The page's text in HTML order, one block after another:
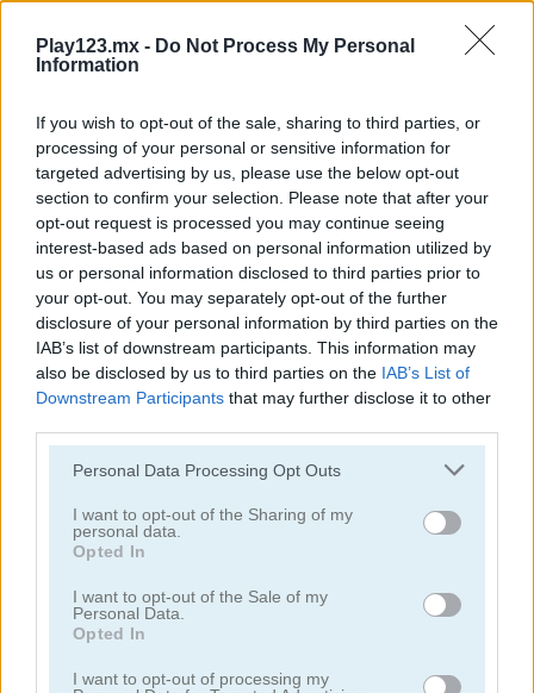
Play123.mx - Do Not Process My Personal
Information
If you wish to opt-out of the sale, sharing to third parties, or
processing of your personal or sensitive information for
targeted advertising by us, please use the below opt-out
section to confirm your selection. Please note that after your
opt-out request is processed you may continue seeing
interest-based ads based on personal information utilized by
us or personal information disclosed to third parties prior to
your opt-out. You may separately opt-out of the further
disclosure of your personal information by third parties on the
IAB’s list of downstream participants. This information may
also be disclosed by us to third parties on the IAB’s List of
Downstream Participants that may further disclose it to other
Personal Data Processing Opt Outs
I want to opt-out of the Sharing of my
personal data.
Opted In
I want to opt-out of the Sale of my
Personal Data.
Opted In
I want to opt-out of processing my
juegos de alienígenas
juegos de tiro con arco
juegos de ejército
juegos de batalla
juegos de cañones
juegos de vaqueros
fáciles
juegos de fuego
juegos de peleas
juegos de armas